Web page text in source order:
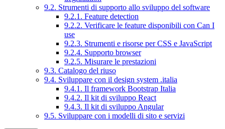
9.2. Strumenti di supporto allo sviluppo del software
9.2.1. Feature detection
9.2.2. Verificare le feature disponibili con Can I
use
9.2.3. Strumenti e risorse per CSS e JavaScript
9.2.4. Supporto browser
9.2.5. Misurare le prestazioni
9.3. Catalogo del riuso
9.4. Sviluppare con il design system .italia
9.4.1. Il framework Bootstrap Italia
9.4.2. Il kit di sviluppo React
9.4.3. Il kit di sviluppo Angular
9.5. Sviluppare con i modelli di sito e servizi